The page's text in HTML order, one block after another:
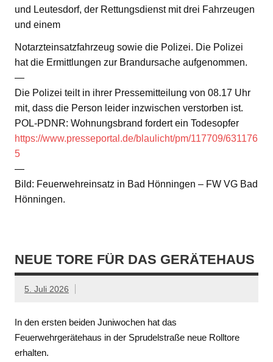
und Leutesdorf, der Rettungsdienst mit drei Fahrzeugen
und einem
Notarzteinsatzfahrzeug sowie die Polizei. Die Polizei
hat die Ermittlungen zur Brandursache aufgenommen.
—
Die Polizei teilt in ihrer Pressemitteilung von 08.17 Uhr
mit, dass die Person leider inzwischen verstorben ist.
POL-PDNR: Wohnungsbrand fordert ein Todesopfer
https://www.presseportal.de/blaulicht/pm/117709/631176
5
—
Bild: Feuerwehreinsatz in Bad Hönningen – FW VG Bad
Hönningen.
NEUE TORE FÜR DAS GERÄTEHAUS
5. Juli 2026
In den ersten beiden Juniwochen hat das
Feuerwehrgerätehaus in der Sprudelstraße neue Rolltore
erhalten.